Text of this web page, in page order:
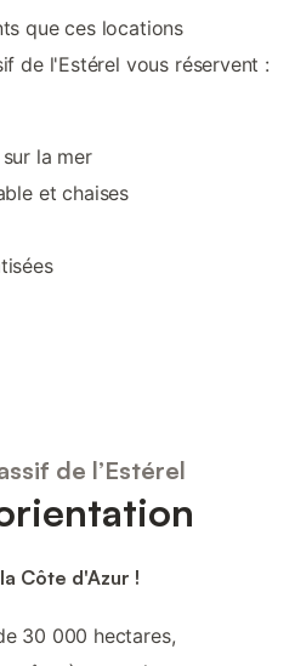
que ces locations
de l'Estérel vous réservent :
la mer
et chaises
de l’Estérel
Côte d'Azur !
30 000 hectares,